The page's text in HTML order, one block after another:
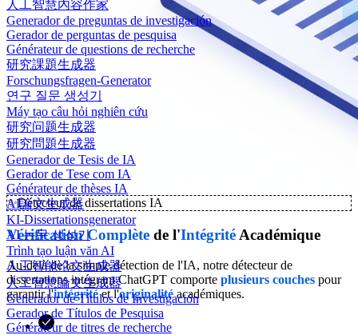
人工智慧內容作家
Generador de preguntas de investigación
Gerador de perguntas de pesquisa
Générateur de questions de recherche
研究課題生成器
Forschungsfragen-Generator
연구 질문 생성기
Máy tạo câu hỏi nghiên cứu
研究问题生成器
研究問題生成器
Generador de Tesis de IA
Gerador de Tese com IA
Générateur de thèses IA
AI論文生成器
KI-Dissertationsgenerator
AI 논문 생성기
Trình tạo luận văn AI
人工智能论文生成器
人工智慧論文生成器
Generador de Títulos de Investigación
Gerador de Títulos de Pesquisa
Générateur de titres de recherche
✨Détecteur de dissertations IA
Vérification Complète de l'Intégrité Académique
Au-delà de la simple détection de l'IA, notre détecteur de
dissertations intégrant ChatGPT comporte plusieurs couches pour
garantir l'intégritéet l'originalitéacadémiques.